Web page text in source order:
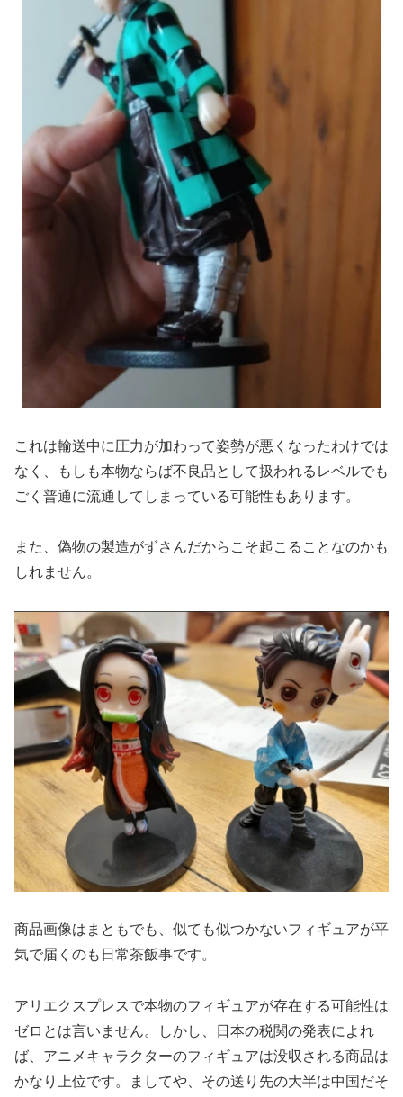
これは輸送中に圧力が加わって姿勢が悪くなったわけでは
なく、もしも本物ならば不良品として扱われるレベルでも
ごく普通に流通してしまっている可能性もあります。
また、偽物の製造がずさんだからこそ起こることなのかも
しれません。
商品画像はまともでも、似ても似つかないフィギュアが平
気で届くのも日常茶飯事です。
アリエクスプレスで本物のフィギュアが存在する可能性は
ゼロとは言いません。しかし、日本の税関の発表によれ
ば、アニメキャラクターのフィギュアは没収される商品は
かなり上位です。ましてや、その送り先の大半は中国だそ